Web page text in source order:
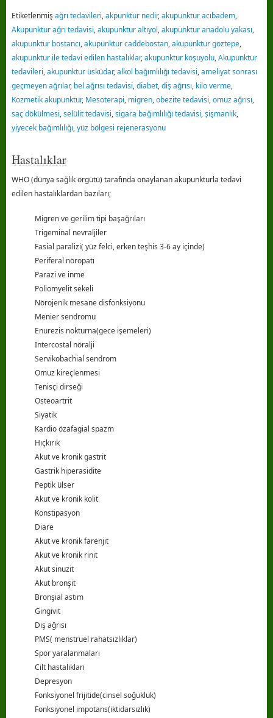
Etiketlenmiş ağrı tedavileri,akpunktur nedir,akupunktur acıbadem,
Akupunktur ağrı tedavisi,akupunktur altıyol,akupunktur anadolu yakası,
akupunktur bostancı,akupunktur caddebostan,akupunktur göztepe,
akupunktur ile tedavi edilen hastalıklar,akupunktur koşuyolu,Akupunktur
tedavileri,akupunktur üsküdar,alkol bağımlılığı tedavisi,ameliyat sonrası
geçmeyen ağrılar, bel ağrısı tedavisi,diabet,diş ağrısı, kilo verme,
Kozmetik akupunktur, Mesoterapi, migren,obezite tedavisi,omuz ağrısı,
saç dökülmesi,selülit tedavisi,sigara bağımlılığı tedavisi,şişmanlık,
yiyecek bağımlılığı,yüz bölgesi rejenerasyonu
Hastalıklar
WHO (dünya sağlık örgütü) tarafında onaylanan akupunkturla tedavi
edilen hastalıklardan bazıları;
Migren ve gerilim tipi başağrıları
Trigeminal nevraljiler
Fasial paralizi( yüz felci, erken teşhis 3-6 ay içinde)
Periferal nöropatı
Parazi ve inme
Poliomyelit sekeli
Nörojenik mesane disfonksiyonu
Menier sendromu
Enurezis nokturna(gece işemeleri)
İntercostal nöralji
Servikobachial sendrom
Omuz kireçlenmesi
Tenisçi dirseği
Osteoartrit
Siyatik
Kardio özafagial spazm
Hıçkırık
Akut ve kronik gastrit
Gastrik hiperasidite
Peptik ülser
Akut ve kronik kolit
Konstipasyon
Diare
Akut ve kronik farenjit
Akut ve kronik rinit
Akut sinuzit
Akut bronşit
Bronşial astım
Gingivit
Diş ağrısı
PMS( menstruel rahatsızlıklar)
Spor yaralanmaları
Cilt hastalıkları
Depresyon
Fonksiyonel frijitide(cinsel soğukluk)
Fonksiyonel impotans(iktidarsızlık)